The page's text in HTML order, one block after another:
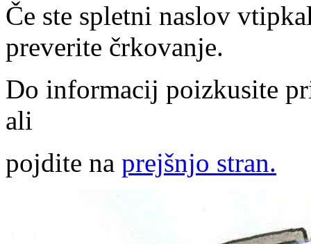
Če ste spletni naslov
preverite črkovanje.
Do informacij poizkusite
ali
pojdite na prejšnjo stran.